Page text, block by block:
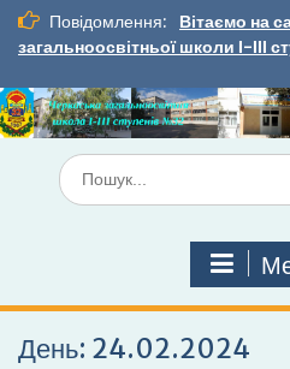
Перейти
вмісту
Повідомлення:
Вітаємо на
загальноосвітньої школи І-ІІІ
Шукати:
День: 24.02.2024